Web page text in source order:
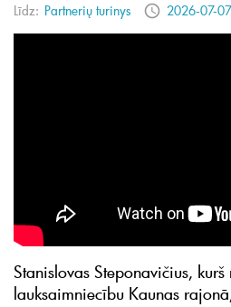
Līdz: Partnerių turinys 2026-07-
Stanislovas Steponavičius,
lauksaimniecību Kaunas